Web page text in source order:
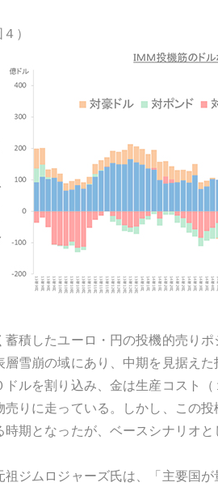
４）
積したユーロ・円の投機的売り
雪崩の域にあり、中期を見据えた
ルを割り込み、金は生産コスト
りに走っている。しかし、この
期となったが、ベースシナリオ
ジムロジャーズ氏は、「主要国